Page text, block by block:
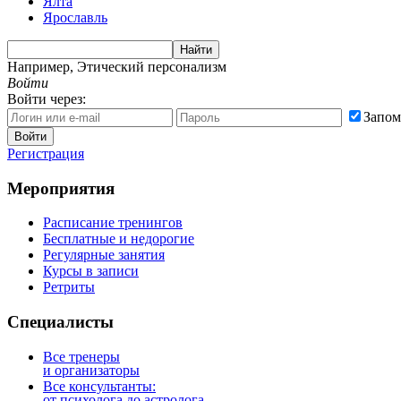
Ярославль
Найти
Например, Этический персонализм
Войти
Войти через:
Войти
Регистрация
Мероприятия
Расписание тренингов
Бесплатные и недорогие
Регулярные занятия
Курсы в записи
Ретриты
Специалисты
Все тренеры
и организаторы
Все консультанты: